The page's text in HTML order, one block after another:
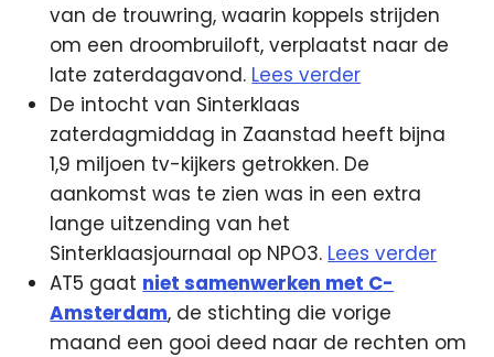
van de trouwring, waarin koppels strijden
om een droombruiloft, verplaatst naar de
late zaterdagavond. Lees verder
De intocht van Sinterklaas
zaterdagmiddag in Zaanstad heeft bijna
1,9 miljoen tv-kijkers getrokken. De
aankomst was te zien was in een extra
lange uitzending van het
Sinterklaasjournaal op NPO3. Lees verder
AT5 gaat niet samenwerken met C-
Amsterdam, de stichting die vorige
maand een gooi deed naar de rechten om